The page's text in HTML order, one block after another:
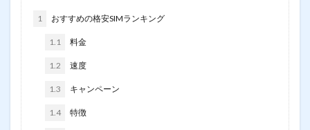
1 おすすめの格安SIMランキング
1.1 料金
1.2 速度
1.3 キャンペーン
1.4 特徴